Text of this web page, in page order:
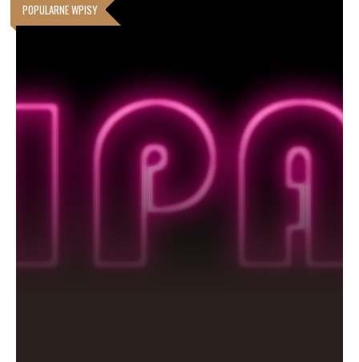
POPULARNE WPISY